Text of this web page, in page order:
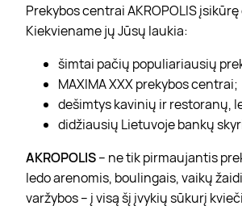
Prekybos centrai AKROPOLIS
Kiekviename jų Jūsų laukia:
šimtai pačių populiariausių
MAXIMA XXX prekybos centrai;
dešimtys kavinių ir restoranų,
didžiausių Lietuvoje bankų
AKROPOLIS– ne tik pirmaujantis
ledo arenomis, boulingais, vaikų
varžybos – į visą šį įvykių sūkurį